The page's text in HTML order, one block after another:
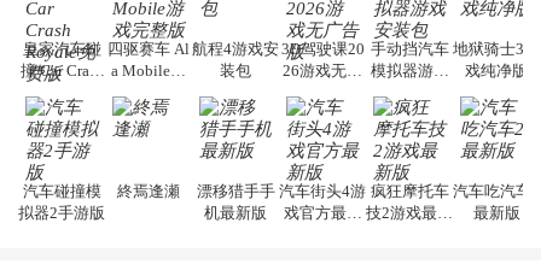
皇家汽车碰
撞 Car Crash
版
四驱赛车 Al
a Mobile游
航程4游戏安
装包
3D驾驶课20
26游戏无广
手动挡汽车
模拟器游戏
地狱骑士3游
戏纯净版
汽车碰撞模
拟器2手游版
終焉逢瀬
漂移猎手手
机最新版
汽车街头4游
戏官方最新
疯狂摩托车
技2游戏最新
汽车吃汽车2
最新版